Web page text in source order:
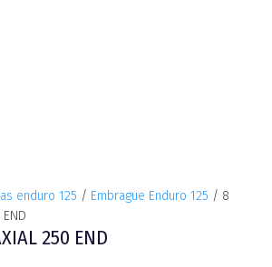
enduro 125 / Embrague Enduro 125 / 8
250 END